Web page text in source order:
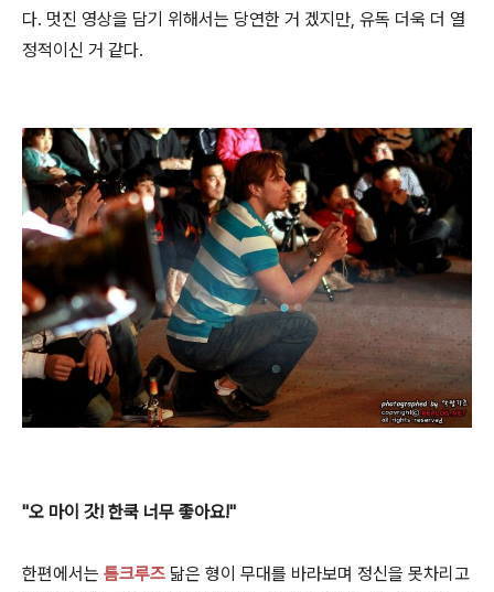
다. 멋진 영상을 담기 위해서는 당연한 거 겠지만, 유독 더욱 더 열
정적이신 거 같다.
"오 마이 갓! 한쿡 너무 좋아요!"
한편에서는 톰크루즈 닮은 형이 무대를 바라보며 정신을 못차리고